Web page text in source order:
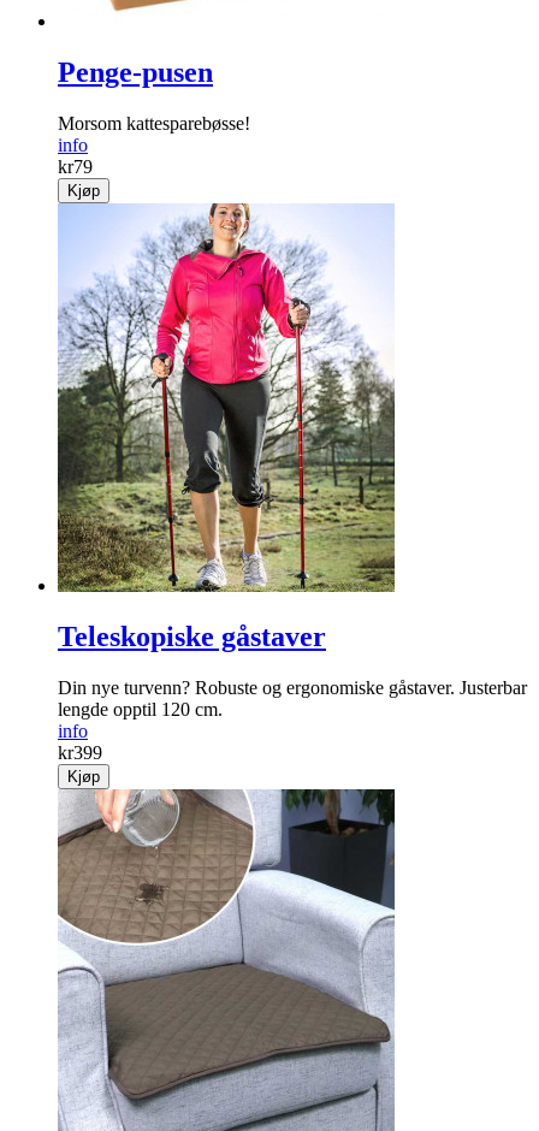
Penge-pusen
Morsom kattesparebøsse!
info
kr79
Kjøp
Teleskopiske gåstaver
Din nye turvenn? Robuste og ergonomiske gåstaver. Justerbar
lengde opptil 120 cm.
info
kr399
Kjøp